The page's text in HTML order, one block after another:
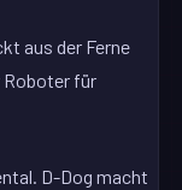
aus der Ferne
Roboter für
D-Dog macht